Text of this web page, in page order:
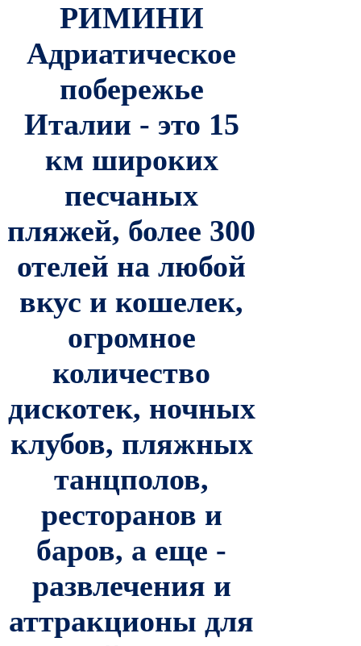
РИМИНИ
Адриатическое
побережье
Италии - это 15
км широких
песчаных
пляжей, более 300
отелей на любой
вкус и кошелек,
огромное
количество
дискотек, ночных
клубов, пляжных
танцполов,
ресторанов и
баров, а еще -
развлечения и
аттракционы для